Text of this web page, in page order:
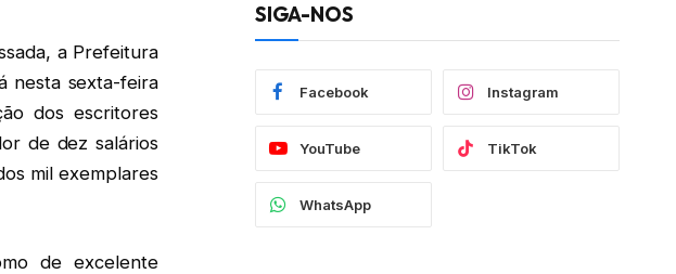
a Prefeitura
nesta sexta-feira
dos escritores
de dez salários
mil exemplares
de excelente
SIGA-NOS
Facebook Instagram
YouTube TikTok
WhatsApp